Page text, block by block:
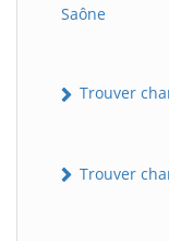
Saône
Trouver
Trouver